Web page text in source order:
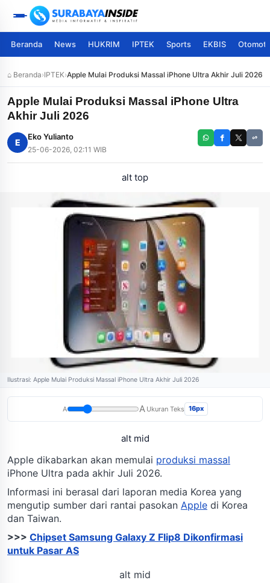
Beranda News HUKRIM IPTEK Sports EKBIS
⌂ Beranda›IPTEK›Apple Mulai Produksi Massal iPhone Ultra Akhir Juli 2026
Apple Mulai Produksi Massal iPhone Ultra
Akhir Juli 2026
E
Eko Yulianto
25-06-2026, 02:11 WIB
alt top
Ilustrasi: Apple Mulai Produksi Massal iPhone Ultra Akhir Juli 2026
A A Ukuran Teks 16px
alt mid
Apple dikabarkan akan memulai produksi massal
iPhone Ultra pada akhir Juli 2026.
Informasi ini berasal dari laporan media Korea yang
mengutip sumber dari rantai pasokan Apple di Korea
dan Taiwan.
>>> Chipset Samsung Galaxy Z Flip8 Dikonfirmasi
untuk Pasar AS
alt mid